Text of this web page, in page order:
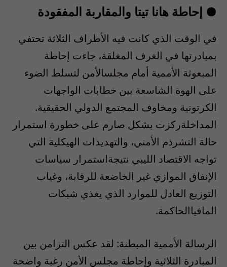
● إحاطة هانا تيتا والمقاربة المفقودة
في الوقت الذي كانت فيه الأطراف الثلاثة تحتفي
بمبادرتها في الغرف المغلقة، جاءت إحاطة
المبعوثة الأممية أمام مجلسالأمن لتسلط الضوء
على الهوة الشاسعة بين خطابات الواجهات
الكرتونية ومخاوف المجتمع الدولي الحقيقية.
المداخلةركزت بشكل صارم على خطورة استمرار
حالة التشرذم الأمني، والتهديدات الهيكلية التي
تواجه الاقتصاد الليبي نتيجةاستمرار سياسات
الإنفاق الموازي غير الخاضعة للرقابة، وغياب
التوزيع العادل للموارد الذي يغذي شبكات
المافياالحاكمة.
الرسالة الأممية المبطنة: لقد عكس التزامن بين
المبادرة الثلاثية وإحاطة مجلس الأمن رغبة واضحة